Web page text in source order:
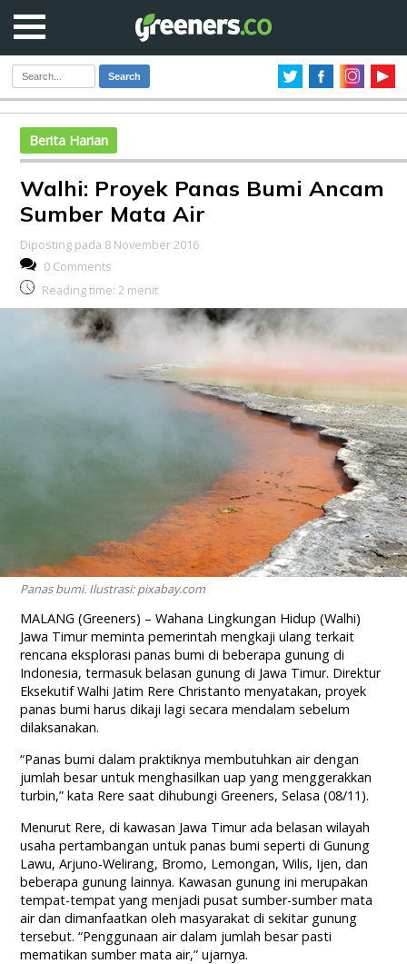
Search
Berita Harian
Walhi: Proyek Panas Bumi Ancam
Sumber Mata Air
Diposting pada 8 November 2016
0 Comments
Reading time: 2 menit
Panas bumi. Ilustrasi: pixabay.com
MALANG (Greeners) – Wahana Lingkungan Hidup (Walhi)
Jawa Timur meminta pemerintah mengkaji ulang terkait
rencana eksplorasi panas bumi di beberapa gunung di
Indonesia, termasuk belasan gunung di Jawa Timur. Direktur
Eksekutif Walhi Jatim Rere Christanto menyatakan, proyek
panas bumi harus dikaji lagi secara mendalam sebelum
dilaksanakan.
“Panas bumi dalam praktiknya membutuhkan air dengan
jumlah besar untuk menghasilkan uap yang menggerakkan
turbin,” kata Rere saat dihubungi Greeners, Selasa (08/11).
Menurut Rere, di kawasan Jawa Timur ada belasan wilayah
usaha pertambangan untuk panas bumi seperti di Gunung
Lawu, Arjuno-Welirang, Bromo, Lemongan, Wilis, Ijen, dan
beberapa gunung lainnya. Kawasan gunung ini merupakan
tempat-tempat yang menjadi pusat sumber-sumber mata
air dan dimanfaatkan oleh masyarakat di sekitar gunung
tersebut. “Penggunaan air dalam jumlah besar pasti
mematikan sumber mata air,” ujarnya.